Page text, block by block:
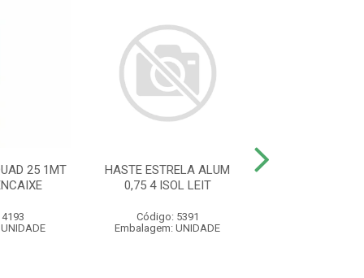
25 1MT
HASTE ESTRELA ALUM
0,75 4 ISOL LEIT
Código: 5391
Embalagem: UNIDADE